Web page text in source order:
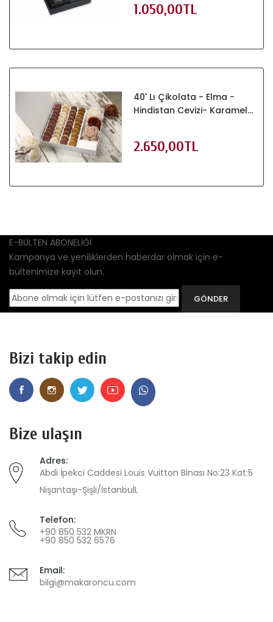
1.050,00TL
40' Lı Çikolata - Elma -
Hindistan Cevizi- Karamel
2.650,00TL
E-BÜLTEN ABONELİĞİ
Kampanya ve yeniliklerden haberdar olmak için e-
bültenimize kayıt olun.
GÖNDER
Bizi takip edin
Bize ulaşın
Adres:
Abdi İpekci Caddesi Louis Vuitton Binası No:23 Kat:5
Nişantaşı-Şişli/İstanbulL
Telefon:
+90 850 532 MKRN
+90 850 532 6576
Email:
bilgi@makaroncu.com